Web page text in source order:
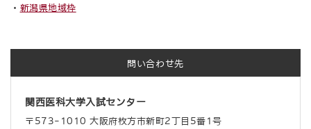
・ 新潟県地域枠
問い合わせ先
関西医科大学入試センター
〒573-1010 大阪府枚方市新町2丁目5番1号